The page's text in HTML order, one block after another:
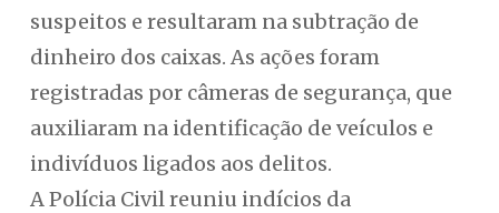
suspeitos e resultaram na subtração de
dinheiro dos caixas. As ações foram
registradas por câmeras de segurança, que
auxiliaram na identificação de veículos e
indivíduos ligados aos delitos.
A Polícia Civil reuniu indícios da